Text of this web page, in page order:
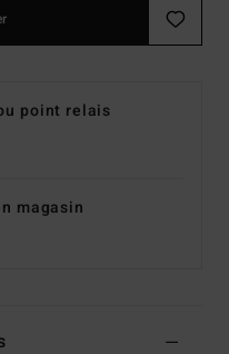
point relais
magasin